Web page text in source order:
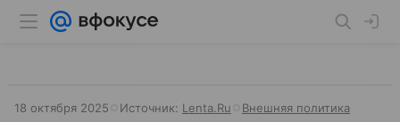
18 октября 2025 Источник: Lenta.Ru Внешняя политика